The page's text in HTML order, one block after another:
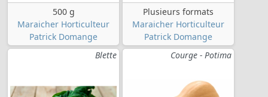
500 g
Maraicher Horticulteur
Patrick Domange
Plusieurs formats
Maraicher Horticulteur
Patrick Domange
Blette
Courge - Potima